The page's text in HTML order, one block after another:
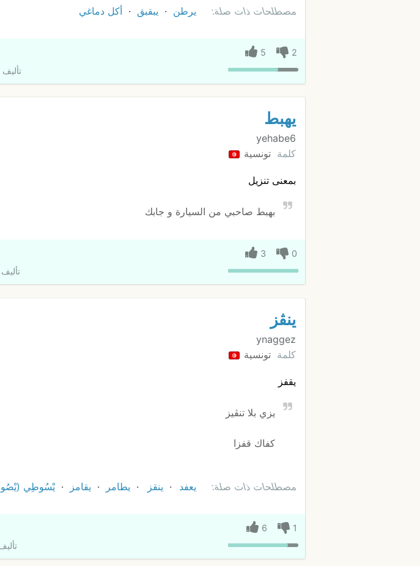
مصطلحات ذات صلة: يرطن يبقبق أكل دماغي
2
5
تأليف
يهبط
yehabe6
كلمة تونسية
بمعنى تنزيل
بهبط صاحبي من السيارة و جابك
0
3
تأليف
ينڨز
ynaggez
كلمة تونسية
يقفز
يزي بلا تنڨيز
كفاك قفزا
مصطلحات ذات صلة: يعفد ينقز يطامر يقامز يْسُوطِي
1
6